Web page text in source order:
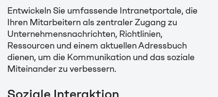
Entwickeln Sie umfassende Intranetportale, die
Ihren Mitarbeitern als zentraler Zugang zu
Unternehmensnachrichten, Richtlinien,
Ressourcen und einem aktuellen Adressbuch
dienen, um die Kommunikation und das soziale
Miteinander zu verbessern.